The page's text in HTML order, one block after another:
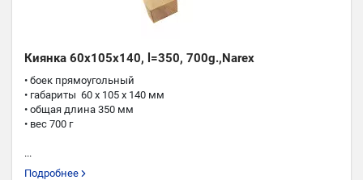
Киянка 60x105x140, l=350, 700g.,Narex
• боек прямоугольный
• габариты 60 x 105 x 140 мм
• общая длина 350 мм
• вес 700 г
...
Подробнее